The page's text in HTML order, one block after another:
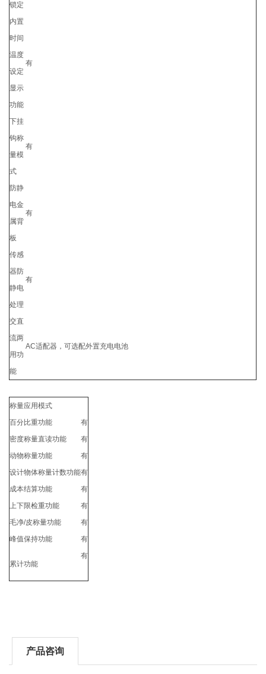
锁定
内置
时间
温度
设定
显示
功能
有
下挂
钩称
量模
式
有
防静
电金
属背
板
有
传感
器防
静电
处理
有
交直
流两
用功
能
AC适配器，可选配外置充电电池
称量应用模式
百分比重功能
有
密度称量直读功能
有
动物称量功能
有
设计物体称量计数功能有
成本结算功能
有
上下限检重功能
有
毛净/皮称量功能
有
峰值保持功能
有
累计功能
有
产品咨询